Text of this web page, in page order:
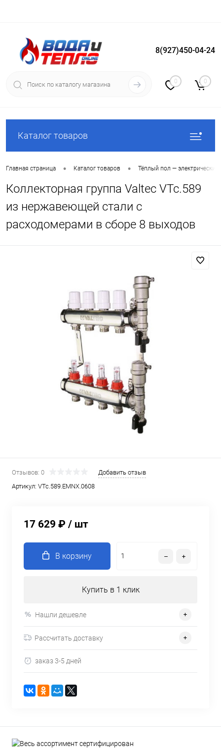
Вход Регистрация
8(927)450-04-24
0 0
Каталог товаров
Главная страница • Каталог товаров • Тёплый пол —
Коллекторная группа Valtec VTc.589
из нержавеющей стали с
расходомерами в сборе 8 выходов
Отзывов: 0
Добавить отзыв
Артикул: VTc.589.EMNX.0608
17 629 ₽ / шт
В корзину
Купить в 1 клик
Нашли дешевле
Рассчитать доставку
заказ 3-5 дней